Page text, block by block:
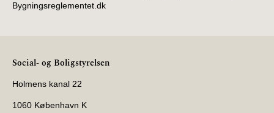
Bygningsreglementet.dk
Social- og Boligstyrelsen
Holmens kanal 22
1060 København K